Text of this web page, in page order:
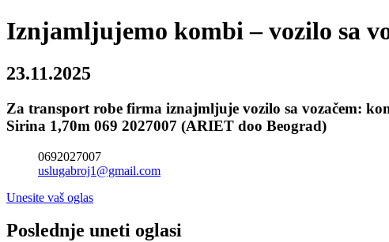
Iznjamljujemo kombi – vozilo sa
23.11.2025
Za transport robe firma iznajmljuje vozilo sa vozačem:
Sirina 1,70m 069 2027007 (ARIET doo Beograd)
0692027007
uslugabroj1@gmail.com
Unesite vaš oglas
Poslednje uneti oglasi